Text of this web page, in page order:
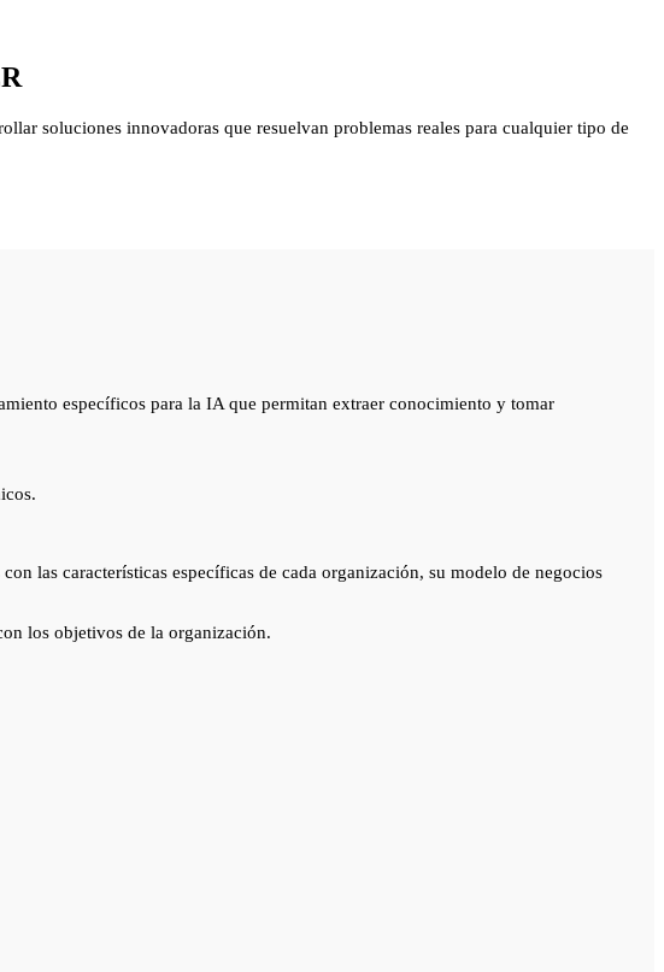
soluciones innovadoras que resuelvan problemas reales para cualquier tipo de
específicos para la IA que permitan extraer conocimiento y tomar
las características específicas de cada organización, su modelo de negocios
los objetivos de la organización.